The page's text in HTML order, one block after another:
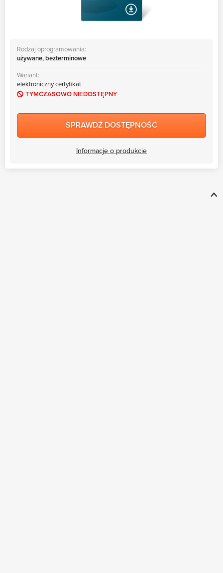
Rodzaj oprogramowania:
używane, bezterminowe
Wariant:
elektroniczny certyfikat
TYMCZASOWO NIEDOSTĘPNY
SPRAWDŹ DOSTĘPNOŚĆ
Informacje o produkcie